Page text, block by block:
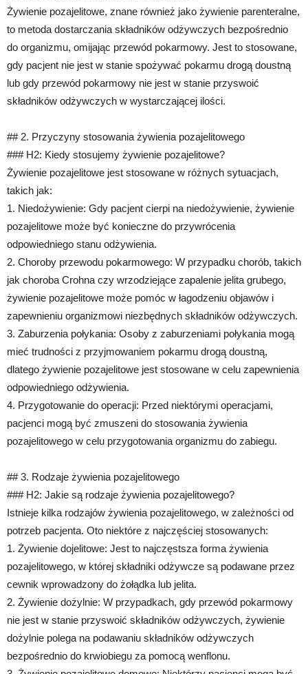
Żywienie pozajelitowe, znane również jako żywienie parenteralne,
to metoda dostarczania składników odżywczych bezpośrednio
do organizmu, omijając przewód pokarmowy. Jest to stosowane,
gdy pacjent nie jest w stanie spożywać pokarmu drogą doustną
lub gdy przewód pokarmowy nie jest w stanie przyswoić
składników odżywczych w wystarczającej ilości.
## 2. Przyczyny stosowania żywienia pozajelitowego
### H2: Kiedy stosujemy żywienie pozajelitowe?
Żywienie pozajelitowe jest stosowane w różnych sytuacjach,
takich jak:
1. Niedożywienie: Gdy pacjent cierpi na niedożywienie, żywienie
pozajelitowe może być konieczne do przywrócenia
odpowiedniego stanu odżywienia.
2. Choroby przewodu pokarmowego: W przypadku chorób, takich
jak choroba Crohna czy wrzodziejące zapalenie jelita grubego,
żywienie pozajelitowe może pomóc w łagodzeniu objawów i
zapewnieniu organizmowi niezbędnych składników odżywczych.
3. Zaburzenia połykania: Osoby z zaburzeniami połykania mogą
mieć trudności z przyjmowaniem pokarmu drogą doustną,
dlatego żywienie pozajelitowe jest stosowane w celu zapewnienia
odpowiedniego odżywienia.
4. Przygotowanie do operacji: Przed niektórymi operacjami,
pacjenci mogą być zmuszeni do stosowania żywienia
pozajelitowego w celu przygotowania organizmu do zabiegu.
## 3. Rodzaje żywienia pozajelitowego
### H2: Jakie są rodzaje żywienia pozajelitowego?
Istnieje kilka rodzajów żywienia pozajelitowego, w zależności od
potrzeb pacjenta. Oto niektóre z najczęściej stosowanych:
1. Żywienie dojelitowe: Jest to najczęstsza forma żywienia
pozajelitowego, w której składniki odżywcze są podawane przez
cewnik wprowadzony do żołądka lub jelita.
2. Żywienie dożylnie: W przypadkach, gdy przewód pokarmowy
nie jest w stanie przyswoić składników odżywczych, żywienie
dożylnie polega na podawaniu składników odżywczych
bezpośrednio do krwiobiegu za pomocą wenflonu.